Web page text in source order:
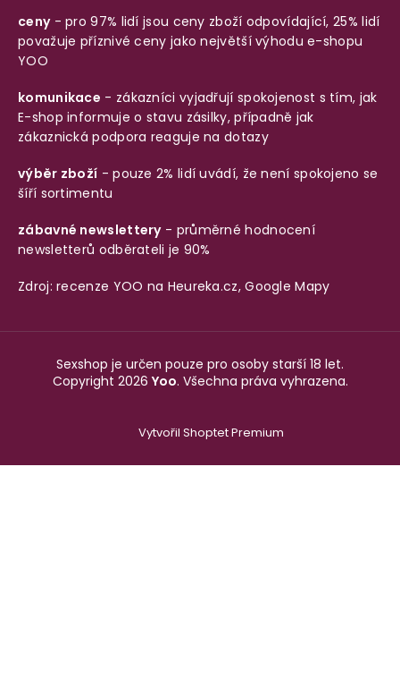
ceny- pro 97% lidí jsou ceny zboží odpovídající, 25% lidí
považuje příznivé ceny jako největší výhodu e-shopu
YOO
komunikace - zákazníci vyjadřují spokojenost s tím, jak
E-shop informuje o stavu zásilky, případně jak
zákaznická podpora reaguje na dotazy
výběr zboží - pouze 2% lidí uvádí, že není spokojeno se
šíří sortimentu
zábavné newslettery- průměrné hodnocení
newsletterů odběrateli je 90%
Zdroj: recenze YOO na Heureka.cz,Google Mapy
Vytvořil Shoptet Premium
Sexshop je určen pouze pro osoby starší 18 let.
Copyright 2026 Yoo. Všechna práva vyhrazena.